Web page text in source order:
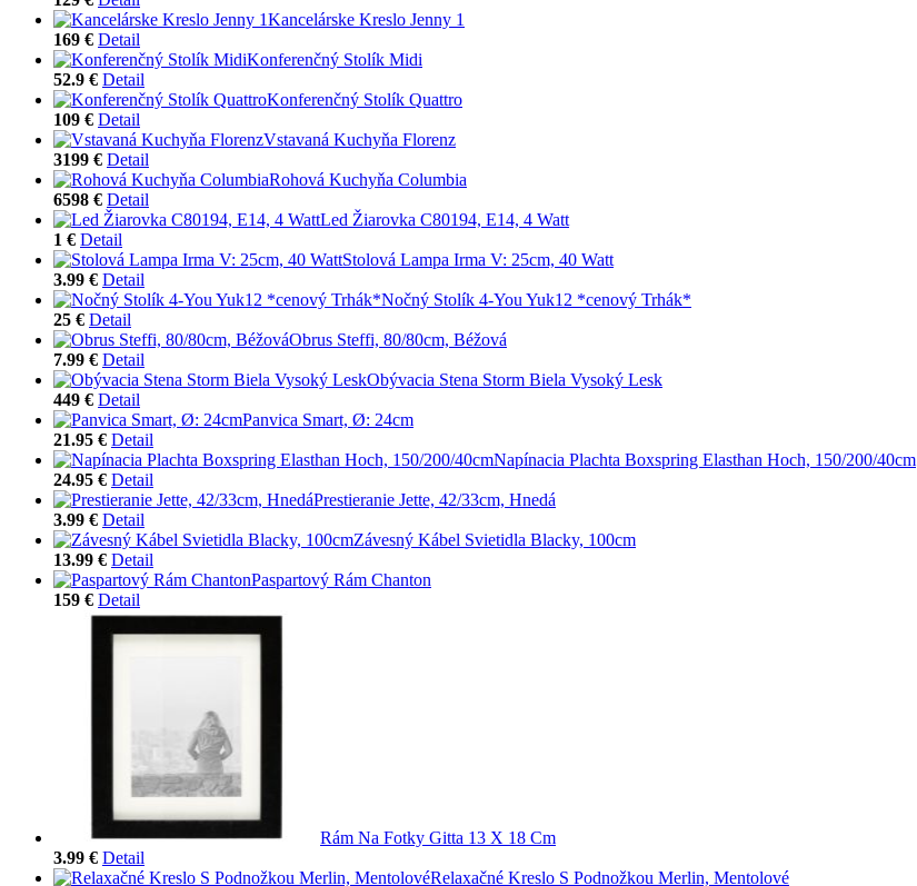
Kancelárske Kreslo Jenny 1
169 € Detail
Konferenčný Stolík Midi
52.9 € Detail
Konferenčný Stolík Quattro
109 € Detail
Vstavaná Kuchyňa Florenz
3199 € Detail
Rohová Kuchyňa Columbia
6598 € Detail
Led Žiarovka C80194, E14, 4 Watt
1 € Detail
Stolová Lampa Irma V: 25cm, 40 Watt
3.99 € Detail
Nočný Stolík 4-You Yuk12 *cenový Trhák*
25 € Detail
Obrus Steffi, 80/80cm, Béžová
7.99 € Detail
Obývacia Stena Storm Biela Vysoký Lesk
449 € Detail
Panvica Smart, Ø: 24cm
21.95 € Detail
Napínacia Plachta Boxspring Elasthan Hoch, 150/200/40cm
24.95 € Detail
Prestieranie Jette, 42/33cm, Hnedá
3.99 € Detail
Závesný Kábel Svietidla Blacky, 100cm
13.99 € Detail
Paspartový Rám Chanton
159 € Detail
Rám Na Fotky Gitta 13 X 18 Cm
3.99 € Detail
Relaxačné Kreslo S Podnožkou Merlin, Mentolové